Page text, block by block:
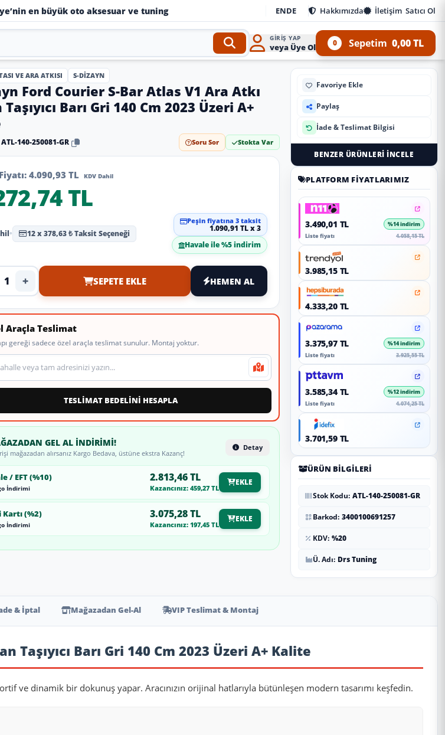
en büyük oto aksesuar ve tuning ENDE Hakkımızda İletişim Satıcı Ol
GIRIŞ YAP
veya Üye Ol 0 Sepetim 0,00 TL
VE ARA ATKISI S-DIZAYN
Ford Courier S-Bar Atlas V1 Ara Atkı
Barı Gri 140 Cm 2023 Üzeri A+
ATL-140-250081-GR Soru Sor Stokta Var
4.090,93 TL KDV Dahil
TL
• 12 x 378,63 ₺ Taksit Seçeneği
Peşin fiyatına 3 taksit
1.090,91 TL x 3
Havale ile %5 indirim
adedi+ SEPETE EKLE HEMEN AL
Araçla Teslimat
gereği sadece özel araçla teslimat sunulur. Montaj yoktur.
veya montaj adresi
TESLİMAT BEDELİNİ HESAPLA
GEL AL İNDIRIMI!
mağazadan alırsanız Kargo Bedava, üstüne ekstra Kazanç!
Detay
/ EFT (%10)
İndirimi
2.813,46 TL
Kazancınız: 459,27 TL
EKLE
Kartı (%2)
İndirimi
3.075,28 TL
Kazancınız: 197,45 TL
EKLE
Favoriye Ekle
Paylaş
İade & Teslimat Bilgisi
BENZER ÜRÜNLERI İNCELE
PLATFORM FIYATLARIMIZ
3.490,01 TL %14 indirim
Liste fiyatı 4.058,15 TL
3.985,15 TL
4.333,20 TL
3.375,97 TL %14 indirim
Liste fiyatı 3.925,55 TL
3.585,34 TL %12 indirim
Liste fiyatı 4.074,25 TL
3.701,59 TL
ÜRÜN BILGILERI
Stok Kodu: ATL-140-250081-GR
Barkod: 3400100691257
KDV: %20
Ü. Adı: Drs Tuning
& İptal Mağazadan Gel-Al VIP Teslimat & Montaj
Taşıyıcı Barı Gri 140 Cm 2023 Üzeri A+ Kalite
ve dinamik bir dokunuş yapar. Aracınızın orijinal hatlarıyla bütünleşen modern tasarımı keşfedin.